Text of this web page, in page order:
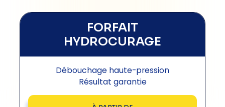
FORFAIT
HYDROCURAGE
Débouchage haute-pression
Résultat garantie